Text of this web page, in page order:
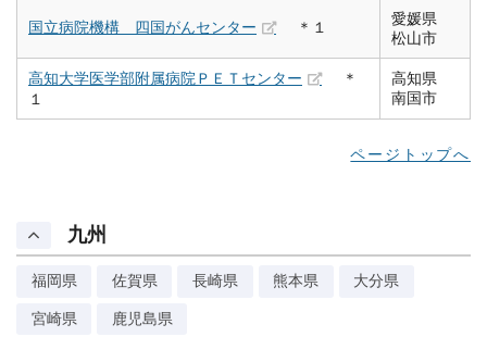
国立病院機構 四国がんセンター ＊１
愛媛県
松山市
高知大学医学部附属病院ＰＥＴセンター
＊
１
高知県
南国市
ページトップへ
九州
福岡県 佐賀県 長崎県 熊本県 大分県
宮崎県 鹿児島県